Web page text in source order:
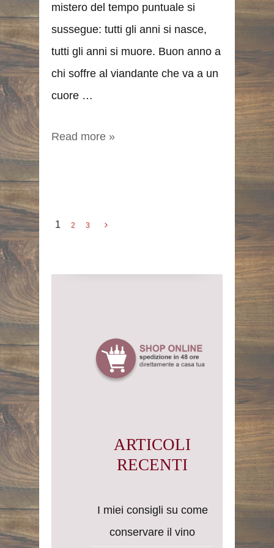
mistero del tempo puntuale si
sussegue: tutti gli anni si nasce,
tutti gli anni si muore. Buon anno a
chi soffre al viandante che va a un
cuore …
Read more »
1 2 3
ARTICOLI
RECENTI
I miei consigli su come
conservare il vino